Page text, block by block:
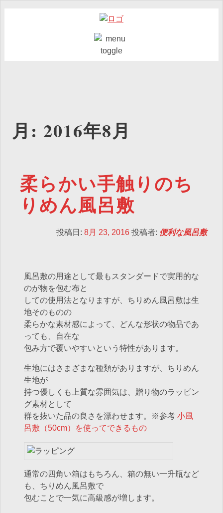
月: 2016年8月
柔らかい手触りのち
りめん風呂敷
投稿日: 8月 23, 2016 投稿者: 便利な風呂敷
風呂敷の用途として最もスタンダードで実用的な
のが物を包む布と
しての使用法となりますが、ちりめん風呂敷は生
地そのものの
柔らかな素材感によって、どんな形状の物品であ
っても、自在な
包み方で覆いやすいという特性があります。
生地にはさまざまな種類がありますが、ちりめん
生地が
持つ優しくも上質な雰囲気は、贈り物のラッピン
グ素材として
群を抜いた品の良さを漂わせます。※参考 小風
呂敷（50cm）を使ってできるもの
通常の四角い箱はもちろん、箱の無い一升瓶など
も、ちりめん風呂敷で
包むことで一気に高級感が増します。